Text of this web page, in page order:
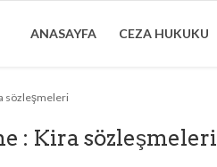
ANASAYFA CEZA HUKUKU
sözleşmeleri
: Kira sözleşmeleri